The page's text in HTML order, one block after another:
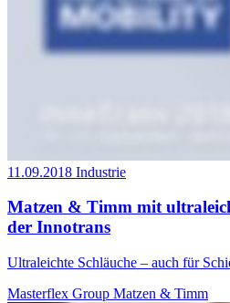
11.09.2018 Industrie
Matzen & Timm mit
der Innotrans
Ultraleichte Schläuche – auch für
Masterflex Group Matzen & Timm